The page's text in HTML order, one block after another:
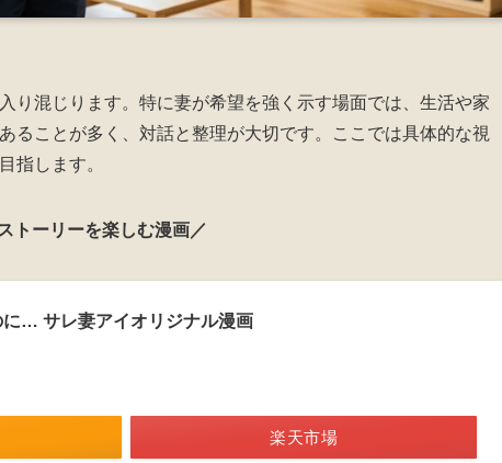
り混じります。特に妻が希望を強く示す場面では、生活や家
ることが多く、対話と整理が大切です。ここでは具体的な視
指します。
トーリーを楽しむ漫画／
… サレ妻アイオリジナル漫画
楽天市場